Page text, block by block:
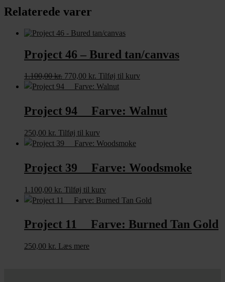
Relaterede varer
Project 46 – Bured tan/canvas
1.100,00kr. Den
oprindelige
1.100,00 kr..
770,00 kr. Den
aktuelle
770,00 kr..
Tilføj til kurv
Project 94 Farve: Walnut
250,00 kr. Tilføj til kurv
Project 39 Farve: Woodsmoke
1.100,00 kr. Tilføj til kurv
Project 11 Farve: Burned Tan Gold
250,00 kr. Læs mere